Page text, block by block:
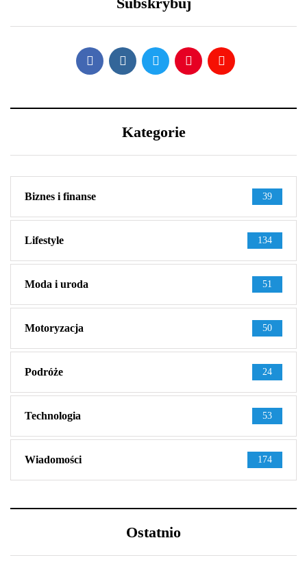
jest aż tak wyjątkowy?
Kategorie
Biznes i finanse 39
Lifestyle 134
Moda i uroda 51
Motoryzacja 50
Podróże 24
Technologia 53
Wiadomości 174
Ostatnio